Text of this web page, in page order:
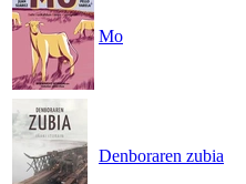
Mo
Denboraren zubia